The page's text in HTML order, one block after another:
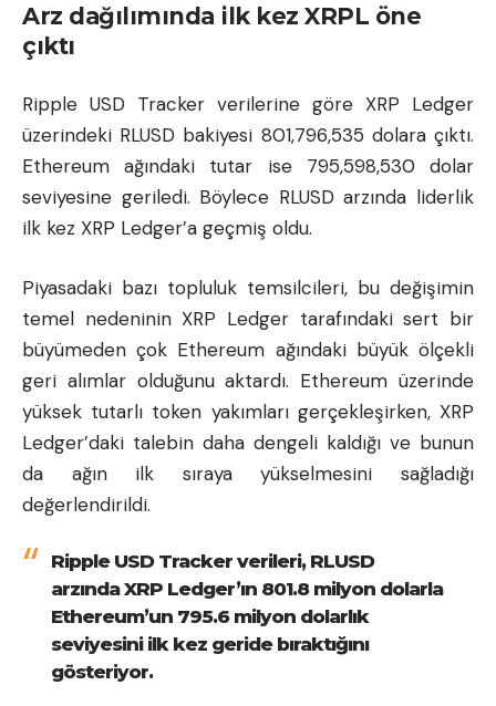
Arz dağılımında ilk kez XRPL öne
çıktı
Ripple USD Tracker verilerine göre XRP Ledger
üzerindeki RLUSD bakiyesi 801,796,535 dolara çıktı.
Ethereum ağındaki tutar ise 795,598,530 dolar
seviyesine geriledi. Böylece RLUSD arzında liderlik
ilk kez XRP Ledger’a geçmiş oldu.
Piyasadaki bazı topluluk temsilcileri, bu değişimin
temel nedeninin XRP Ledger tarafındaki sert bir
büyümeden çok Ethereum ağındaki büyük ölçekli
geri alımlar olduğunu aktardı. Ethereum üzerinde
yüksek tutarlı token yakımları gerçekleşirken, XRP
Ledger’daki talebin daha dengeli kaldığı ve bunun
da ağın ilk sıraya yükselmesini sağladığı
değerlendirildi.
Ripple USD Tracker verileri, RLUSD
arzında XRP Ledger’ın 801.8 milyon dolarla
Ethereum’un 795.6 milyon dolarlık
seviyesini ilk kez geride bıraktığını
gösteriyor.